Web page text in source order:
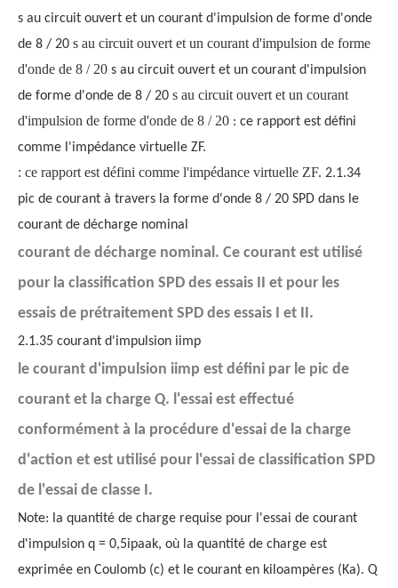
s au circuit ouvert et un courant d'impulsion de forme d'onde
de 8 / 20 s au circuit ouvert et un courant d'impulsion de forme
d'onde de 8 / 20 s au circuit ouvert et un courant d'impulsion
de forme d'onde de 8 / 20 s au circuit ouvert et un courant
d'impulsion de forme d'onde de 8 / 20 : ce rapport est défini
comme l'impédance virtuelle ZF.
: ce rapport est défini comme l'impédance virtuelle ZF. 2.1.34
pic de courant à travers la forme d'onde 8 / 20 SPD dans le
courant de décharge nominal
courant de décharge nominal. Ce courant est utilisé
pour la classification SPD des essais II et pour les
essais de prétraitement SPD des essais I et II.
2.1.35 courant d'impulsion iimp
le courant d'impulsion iimp est défini par le pic de
courant et la charge Q. l'essai est effectué
conformément à la procédure d'essai de la charge
d'action et est utilisé pour l'essai de classification SPD
de l'essai de classe I.
Note: la quantité de charge requise pour l'essai de courant
d'impulsion q = 0,5ipaak, où la quantité de charge est
exprimée en Coulomb (c) et le courant en kiloampères (Ka). Q